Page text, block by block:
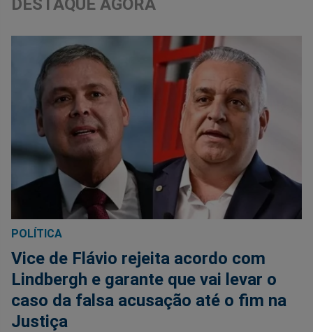
DESTAQUE AGORA
POLÍTICA
Vice de Flávio rejeita acordo com
Lindbergh e garante que vai levar o
caso da falsa acusação até o fim na
Justiça